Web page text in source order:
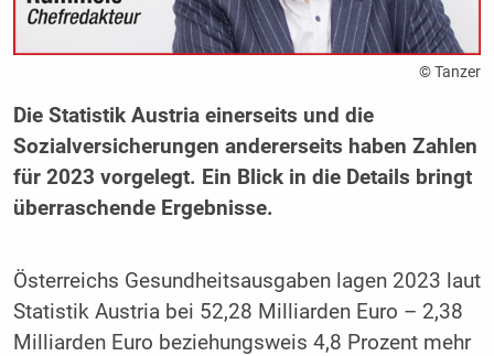
© Tanzer
Die Statistik Austria einerseits und die
Sozialversicherungen andererseits haben Zahlen
für 2023 vorgelegt. Ein Blick in die Details bringt
überraschende Ergebnisse.
Österreichs Gesundheitsausgaben lagen 2023 laut
Statistik Austria bei 52,28 Milliarden Euro – 2,38
Milliarden Euro beziehungsweis 4,8 Prozent mehr